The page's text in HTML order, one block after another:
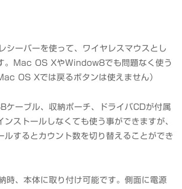
シーバーを使って、ワイヤレスマウスとし
。Mac OS XやWindow8でも問題なく使う
OS Xでは戻るボタンは使えません）
ケーブル、収納ポーチ、ドライバCDが付属
ンストールしなくても使う事ができますが、
ルするとカウント数を切り替えることができ
時、本体に取り付け可能です。側面に電源